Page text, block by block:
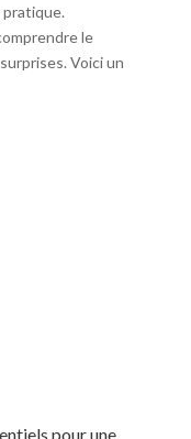
le
Voici un
pour une